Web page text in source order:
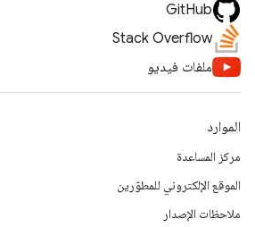
GitHub
Stack Overflow
ملفات فيديو
الموارد
مركز المساعدة
الموقع الإلكتروني للمطوّرين
ملاحظات الإصدار